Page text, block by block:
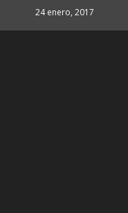
24 enero, 2017